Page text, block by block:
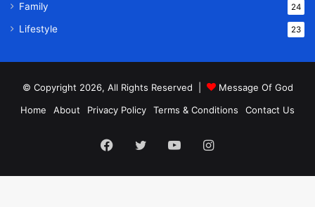
Family 24
Lifestyle 23
© Copyright 2026, All Rights Reserved |
Message Of God
Home
About Privacy Policy Terms & Conditions Contact Us
Facebook
TwitterYouTubeInstagram